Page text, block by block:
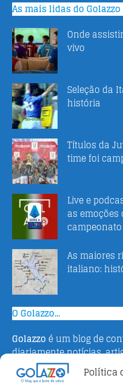
Política
As mais lidas do Golazzo
Onde
vivo
Seleção da
história
Títulos da
time foi
Live e
as
As maiores
italiano:
O Golazzo...
Golazzo é um blog de
diariamente notícias,
campeonato italiano.
Adriano Bertin, o site